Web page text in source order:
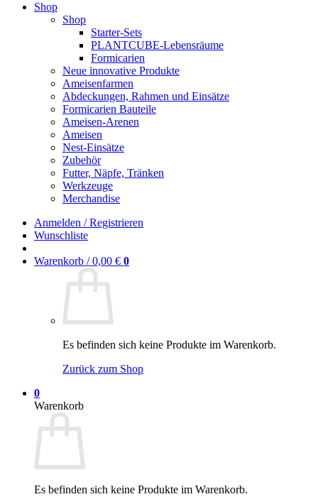
Shop
Shop
Starter-Sets
PLANTCUBE-Lebensräume
Formicarien
Neue innovative Produkte
Ameisenfarmen
Abdeckungen, Rahmen und Einsätze
Formicarien Bauteile
Ameisen-Arenen
Ameisen
Nest-Einsätze
Zubehör
Futter, Näpfe, Tränken
Werkzeuge
Merchandise
Anmelden / Registrieren
Wunschliste
Warenkorb /0,00 € 0
Es befinden sich keine Produkte im Warenkorb.
Zurück zum Shop
0
Warenkorb
Es befinden sich keine Produkte im Warenkorb.